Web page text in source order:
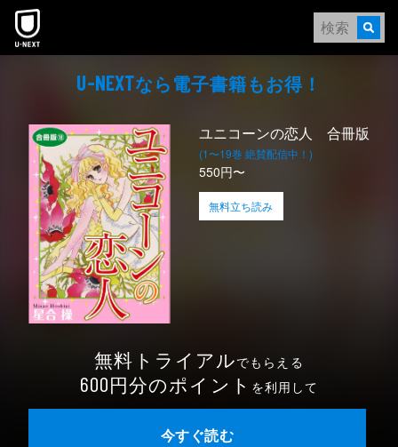
本文へスキップ
U-NEXTなら電⼦書籍もお得！
ユニコーンの恋人 合冊版
(1〜19巻 絶賛配信中！)
550円〜
無料立ち読み
無料トライアルでもらえる
600円分のポイント を利用して
今すぐ読む